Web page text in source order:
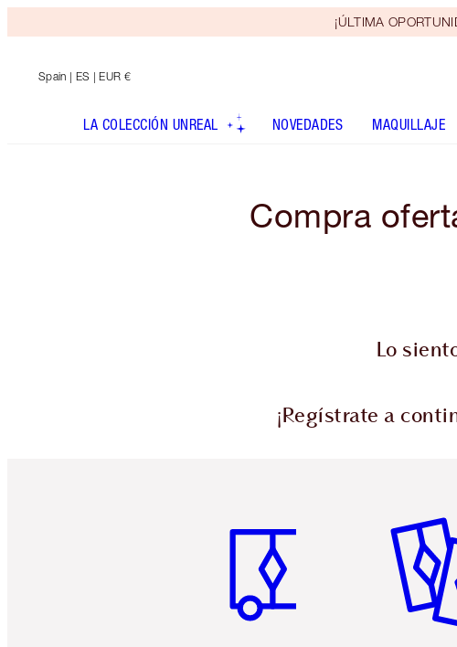
¡ÚLTIMA
Spain | ES | EUR €
LA COLECCIÓN UNREAL NOVEDADES MAQUILLAJE
Compra
Lo
¡Regístrate a